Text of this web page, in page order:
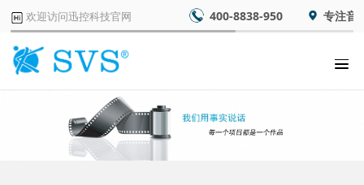
欢迎访问迅控科技官网 400-8838-950 专注音